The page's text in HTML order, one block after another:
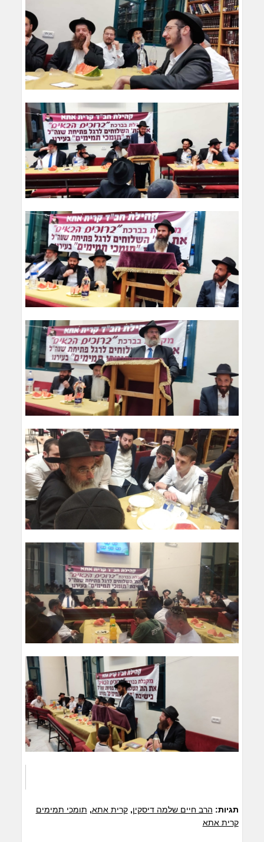
תגיות: הרב חיים שלמה דיסקין,קרית אתא, תומכי תמימים
קרית אתא